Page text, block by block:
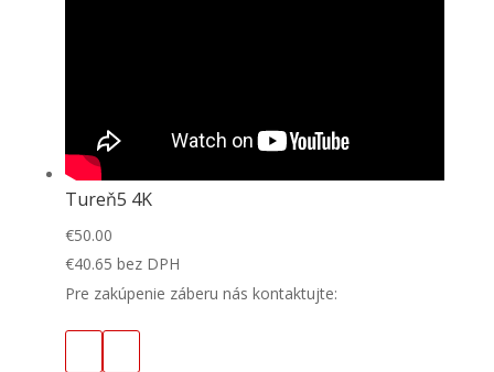
Tureň5 4K
€50.00
€40.65 bez DPH
Pre zakúpenie záberu nás kontaktujte: